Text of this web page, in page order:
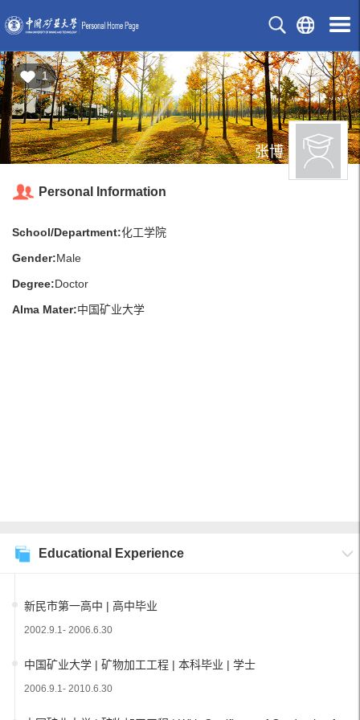
1
张博
Personal Information
School/Department:化工学院
Gender:Male
Degree:Doctor
Alma Mater:中国矿业大学
Educational Experience
新民市第一高中 | 高中毕业
2002.9.1- 2006.6.30
中国矿业大学 | 矿物加工工程 | 本科毕业 | 学士
2006.9.1- 2010.6.30